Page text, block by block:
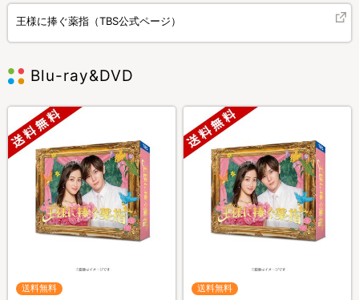
王様に捧ぐ薬指（TBS公式ページ）
Blu-ray&DVD
送料無料 送料無料